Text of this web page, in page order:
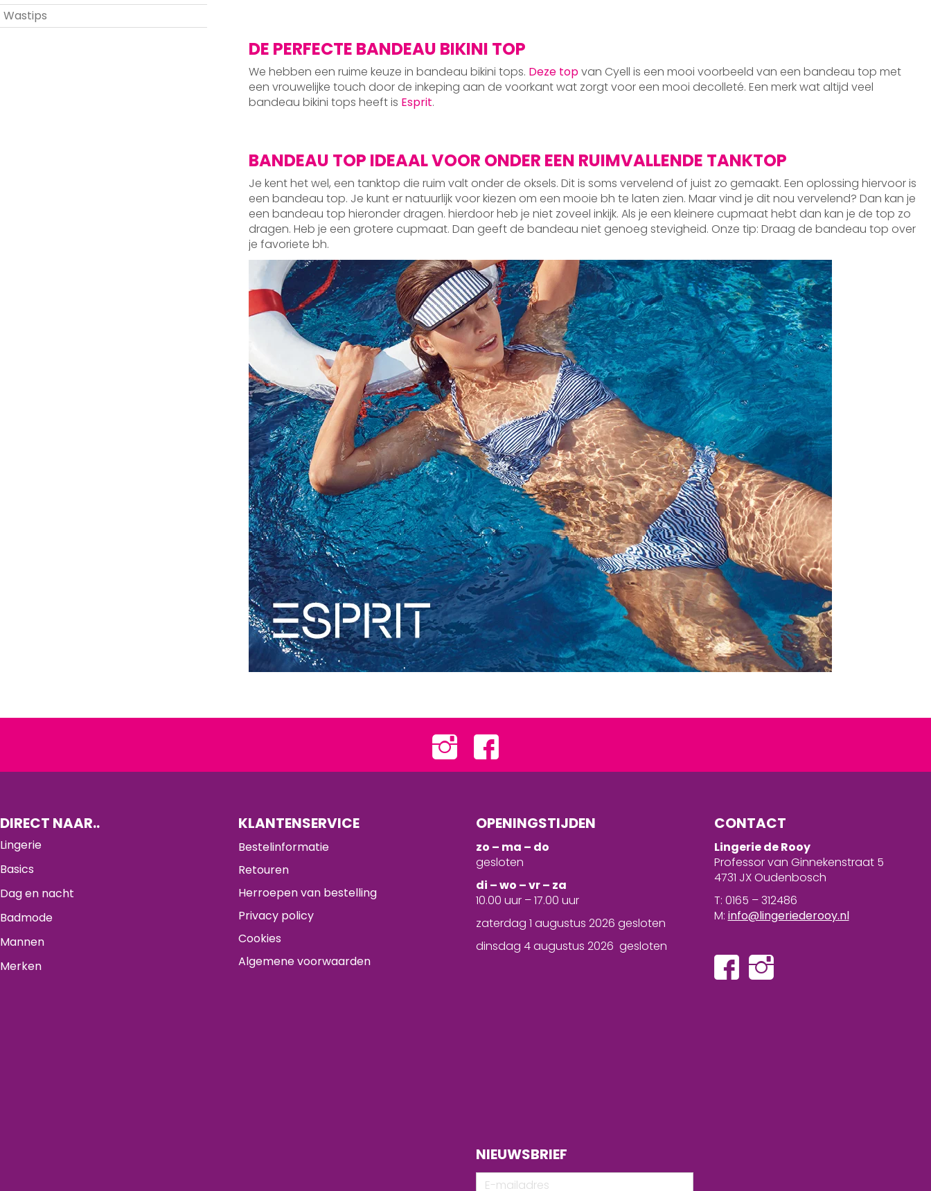
Wastips
DE PERFECTE BANDEAU BIKINI TOP
We hebben een ruime keuze in bandeau bikini tops. Deze topvan Cyell is een mooi voorbeeld van een bandeau top met
een vrouwelijke touch door de inkeping aan de voorkant wat zorgt voor een mooi decolleté. Een merk wat altijd veel
bandeau bikini tops heeft is Esprit.
BANDEAU TOP IDEAAL VOOR ONDER EEN RUIMVALLENDE TANKTOP
Je kent het wel, een tanktop die ruim valt onder de oksels. Dit is soms vervelend of juist zo gemaakt. Een oplossing hiervoor is
een bandeau top. Je kunt er natuurlijk voor kiezen om een mooie bh te laten zien. Maar vind je dit nou vervelend? Dan kan je
een bandeau top hieronder dragen. hierdoor heb je niet zoveel inkijk. Als je een kleinere cupmaat hebt dan kan je de top zo
dragen. Heb je een grotere cupmaat. Dan geeft de bandeau niet genoeg stevigheid. Onze tip: Draag de bandeau top over
je favoriete bh.
DIRECT NAAR..
Lingerie
Basics
Dag en nacht
Badmode
Mannen
Merken
KLANTENSERVICE
Bestelinformatie
Retouren
Herroepen van bestelling
Privacy policy
Cookies
Algemene voorwaarden
OPENINGSTIJDEN
zo – ma – do
gesloten
di – wo – vr – za
10.00 uur – 17.00 uur
zaterdag 1 augustus 2026 gesloten
dinsdag 4 augustus 2026 gesloten
NIEUWSBRIEF
CONTACT
Lingerie de Rooy
Professor van Ginnekenstraat 5
4731 JX Oudenbosch
T: 0165 – 312486
M: info@lingeriederooy.nl